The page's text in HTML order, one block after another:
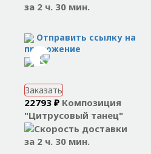
за 2 ч. 30 мин.
Отправить ссылку на
приложение
Заказать
22793 ₽ Композиция
"Цитрусовый танец"
за 2 ч. 30 мин.